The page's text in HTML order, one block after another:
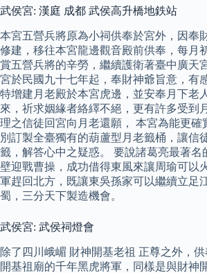
武侯宮: 漢庭 成都 武侯高升橋地鉄站
本宮五營兵將原為小祠供奉於宮外，因奉
修建，移往本宮龍邊觀音殿前供奉，每月
賞五營兵將的辛勞，繼續護衛著臺中廣天
宮於民國九十七年起，奉財神爺旨意，有
特增建月老殿於本宮虎邊，並安奉月下老
來，祈求姻緣者絡繹不絕，更有許多受到
理之信徒回宮向月老還願， 本宮為能更確
別訂製全臺獨有的葫蘆型月老籤桶，讓信
籤，解答心中之疑惑。 要說諸葛亮最著名
壁迎戰曹操，成功借得東風來讓周瑜可以
軍趕回北方，既讓東吳孫家可以繼續立足
蜀，三分天下製造機會。
武侯宮: 武侯祠燈會
除了四川峨嵋 財神開基老祖 正尊之外，
開基祖廟的千年黑虎將軍，同樣是與財神